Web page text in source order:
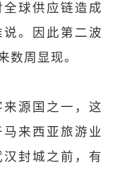
球供应链造成
。因此第二波
周显现。
源国之一，这
来西亚旅游业
封城之前，有